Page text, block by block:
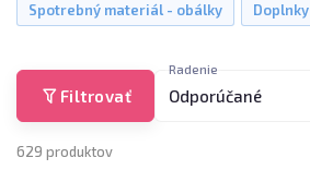
Spotrebný materiál - obálky Doplnky
Filtrovať Odporúčané
Radenie
629 produktov